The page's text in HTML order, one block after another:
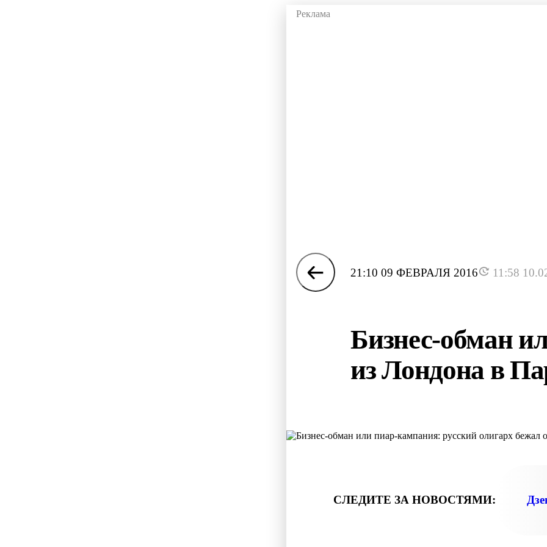
21:10 09 ФЕВРАЛЯ 2016 11:58
Бизнес-обман
из Лондона в
СЛЕДИТЕ ЗА НОВОСТЯМИ: